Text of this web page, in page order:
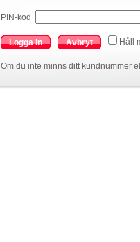
PIN-kod
Logga in Avbryt Håll
Om du inte minns ditt kundnummer